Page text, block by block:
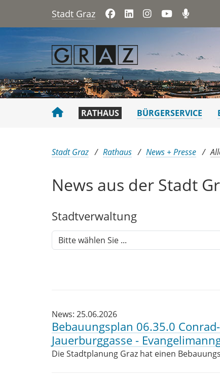
Stadt Graz FacebookLinkedInInstagramYouTube
RATHAUS BÜRGERSERVICE
Sie sind hier:
Stadt Graz Rathaus News + Presse
News aus der Stadt
Stadtver​­waltung
News: 25.06.2026
Bebauungsplan 06.35.0
Jauerburggasse -
Die Stadtplanung Graz hat einen